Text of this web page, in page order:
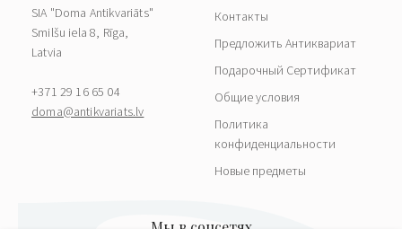
SIA "Doma Antikvariāts"
Smilšu iela 8, Rīga,
Latvia
+371 29 16 65 04
doma@antikvariats.lv
Контакты
Предложить Антиквариат
Подарочный Сертификат
Общие условия
Политика
конфиденциальности
Новые предметы